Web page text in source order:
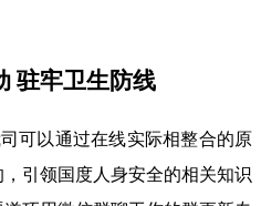
驻牢卫生防线
可以通过在线实际相整合的原
引领国度人身安全的相关知识